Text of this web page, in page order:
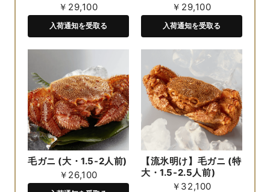
￥29,100
入荷通知を受取る
￥29,100
入荷通知を受取る
毛ガニ (大・1.5-2人前)
￥26,100
【流氷明け】毛ガニ (特
大・1.5-2.5人前)
￥32,100